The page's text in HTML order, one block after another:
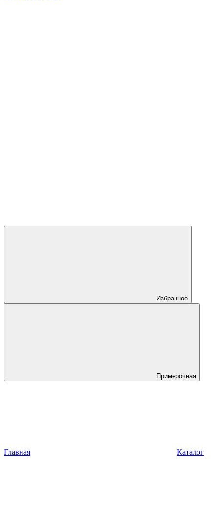
Избранное
Примерочная
Главная Каталог